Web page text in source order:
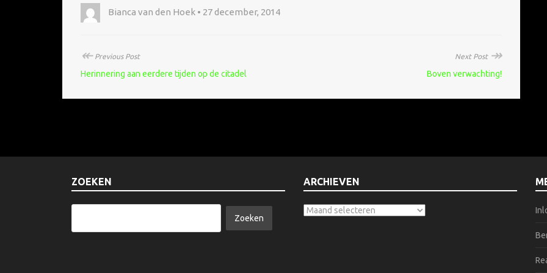
Bianca van den Hoek • 27 december, 2014
↞Previous Post
Herinnering aan eerdere tijden op de citadel
Next Post ↠
Boven verwachting!
ZOEKEN ARCHIEVEN